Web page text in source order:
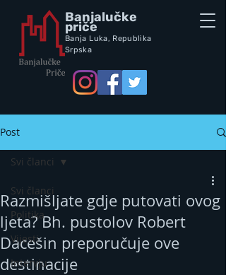
Banjalučke
priče
Banja Luka, Republika
Srpska
Post
Svi članci
Politika
Vijesti
Intervju
Svi članci
Razmišljate gdje putovati ovog
ljeta? Bh. pustolov Robert
Dacešin preporučuje ove
destinacije